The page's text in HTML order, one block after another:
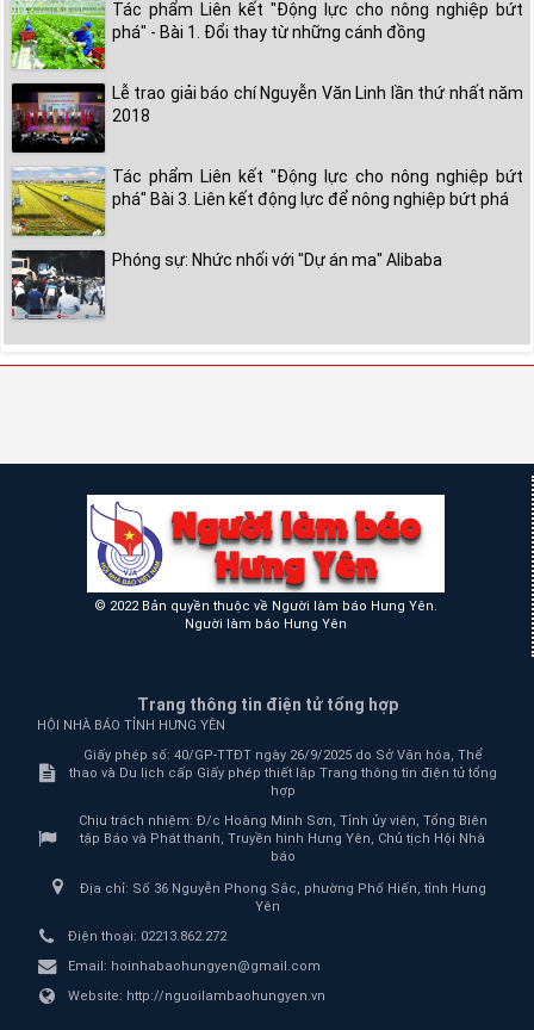
Tác phẩm Liên kết "Động lực cho nông nghiệp bứt
phá" - Bài 1. Đổi thay từ những cánh đồng
Lễ trao giải báo chí Nguyễn Văn Linh lần thứ nhất năm
2018
Tác phẩm Liên kết "Động lực cho nông nghiệp bứt
phá" Bài 3. Liên kết động lực để nông nghiệp bứt phá
Phóng sự: Nhức nhối với "Dự án ma" Alibaba
© 2022 Bản quyền thuộc về Người làm báo Hưng Yên.
Người làm báo Hưng Yên
Trang thông tin điện tử tổng hợp
HỘI NHÀ BÁO TỈNH HƯNG YÊN
Giấy phép số: 40/GP-TTĐT ngày 26/9/2025 do Sở Văn hóa, Thể
thao và Du lịch cấp Giấy phép thiết lập Trang thông tin điện tử tổng
hợp
Chịu trách nhiệm: Đ/c Hoàng Minh Sơn, Tỉnh ủy viên, Tổng Biên
tập Báo và Phát thanh, Truyền hình Hưng Yên, Chủ tịch Hội Nhà
báo
Địa chỉ: Số 36 Nguyễn Phong Sắc, phường Phố Hiến, tỉnh Hưng
Yên
Điện thoại: 02213.862.272
Email: hoinhabaohungyen@gmail.com
Website: http://nguoilambaohungyen.vn